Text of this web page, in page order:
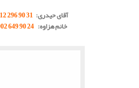
آقای حیدری: 31 90 296 0912
خانم هزاوه: 24 90 649 0902